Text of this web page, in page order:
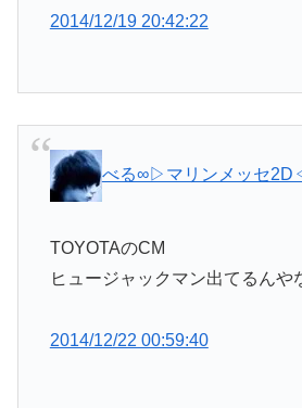
2014/12/19 20:42:22
べる∞▷マリンメッセ
TOYOTAのCM
ヒュージャックマン出てるんや
2014/12/22 00:59:40